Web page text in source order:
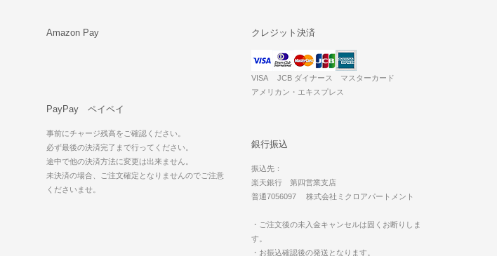
Amazon Pay クレジット決済
VISA JCB ダイナース マスターカード
アメリカン・エキスプレス
PayPay ペイペイ
事前にチャージ残高をご確認ください。
必ず最後の決済完了まで行ってください。
途中で他の決済方法に変更は出来ません。
未決済の場合、ご注文確定となりませんのでご注意
くださいませ。
銀行振込
振込先：
楽天銀行 第四営業支店
普通7056097 株式会社ミクロアパートメント
・ご注文後の未入金キャンセルは固くお断りしま
す。
・お振込確認後の発送となります。